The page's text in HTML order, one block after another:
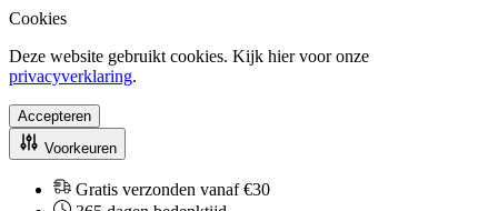
Cookies
Deze website gebruikt cookies. Kijk hier voor onze
privacyverklaring.
Accepteren
Voorkeuren
Gratis verzonden vanaf €30